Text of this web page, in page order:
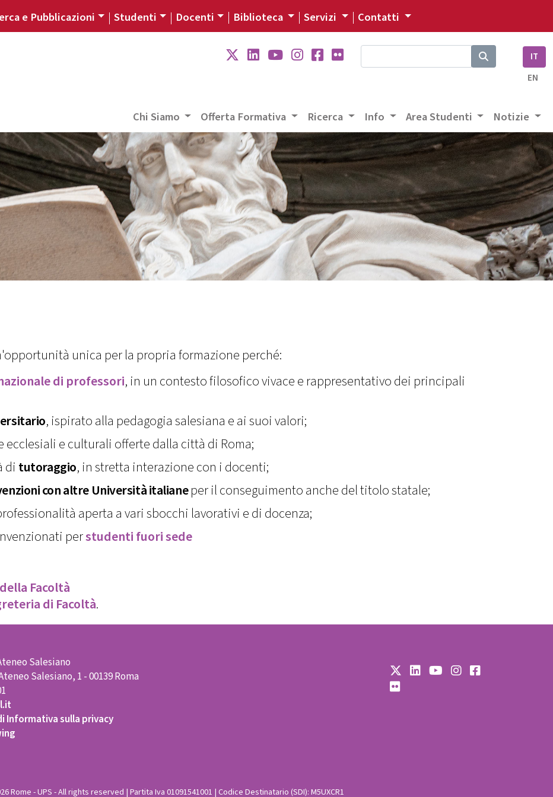
e Pubblicazioni Studenti Docenti Biblioteca Servizi Contatti
IT
EN
Chi Siamo Offerta Formativa Ricerca Info Area Studenti Notizie
unica per la propria formazione perché:
di professori, in un contesto filosofico vivace e rappresentativo dei principali
, ispirato alla pedagogia salesiana e ai suoi valori;
e culturali offerte dalla città di Roma;
di tutoraggio, in stretta interazione con i docenti;
con altre Università italianeper il conseguimento anche del titolo statale;
aperta a vari sbocchi lavorativi e di docenza;
perstudenti fuori sede
Facoltà
di Facoltà.
Salesiano
Salesiano, 1 - 00139 Roma
Informativa sulla privacy
Rome - UPS - All rights reserved | Partita Iva 01091541001 | Codice Destinatario (SDI): M5UXCR1